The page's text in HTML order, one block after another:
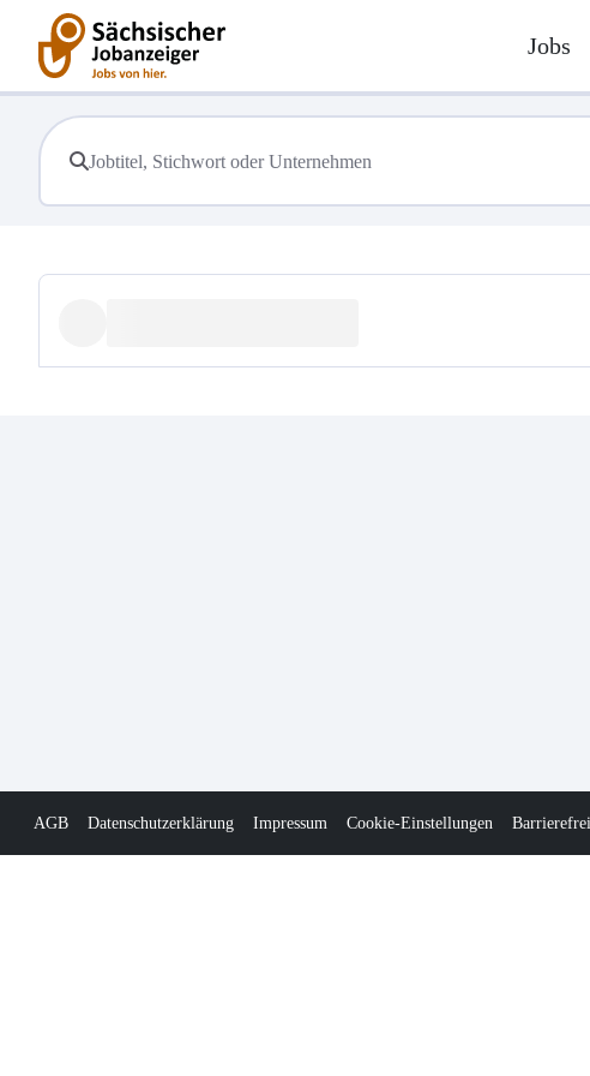
Jobs
AGB Datenschutzerklärung Impressum Cookie-Einstellungen